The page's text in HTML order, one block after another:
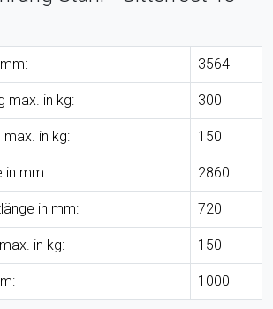
3564
max. in kg: 300
in kg: 150
in mm: 2860
in mm: 720
in kg: 150
1000